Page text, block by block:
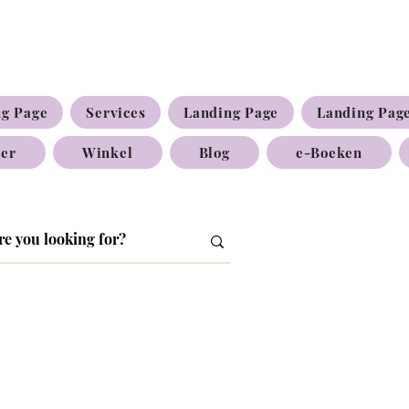
Page Services Landing Page Landing
Winkel Blog e-Boeken